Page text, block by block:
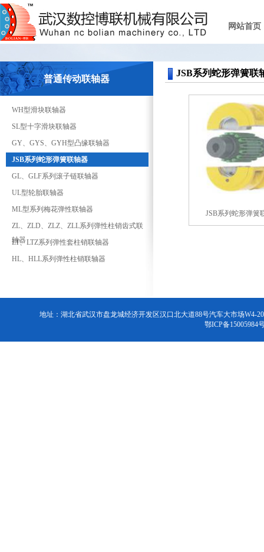
网站首页
普通传动联轴器
WH型滑块联轴器
SL型十字滑块联轴器
GY、GYS、GYH型凸缘联轴器
JSB系列蛇形弹簧联轴器
GL、GLF系列滚子链联轴器
UL型轮胎联轴器
ML型系列梅花弹性联轴器
ZL、ZLD、ZLZ、ZLL系列弹性柱销齿式联
轴器
LT、LTZ系列弹性套柱销联轴器
HL、HLL系列弹性柱销联轴器
JSB系列蛇形弹簧联
JSB系列蛇形弹簧
地址：湖北省武汉市盘龙城经济开发区汉口北大道88号汽车大市场W4-
鄂ICP备15005984